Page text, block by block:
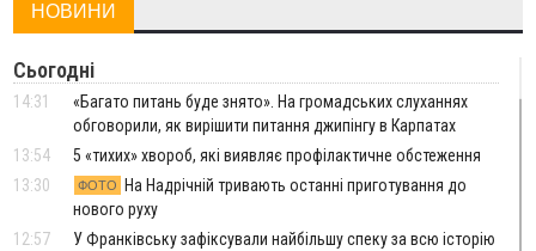
НОВИНИ
Сьогодні
14:31
«Багато питань буде знято». На громадських слуханнях
обговорили, як вирішити питання джипінгу в Карпатах
13:54
5 «тихих» хвороб, які виявляє профілактичне обстеження
13:30
ФОТО
На Надрічній тривають останні приготування до
нового руху
12:57
У Франківську зафіксували найбільшу спеку за всю історію